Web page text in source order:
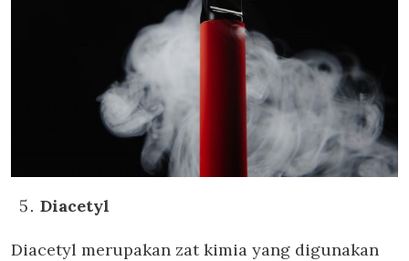
Diacetyl
Diacetyl merupakan zat kimia yang digunakan